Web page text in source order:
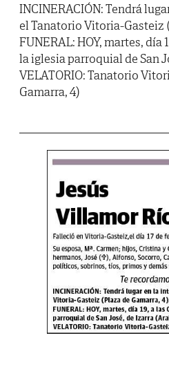
INCINERACIÓN: Tendrá
el Tanatorio Vitoria-Gasteiz
FUNERAL: HOY, martes, día
la iglesia parroquial de San
VELATORIO: Tanatorio
Gamarra, 4)